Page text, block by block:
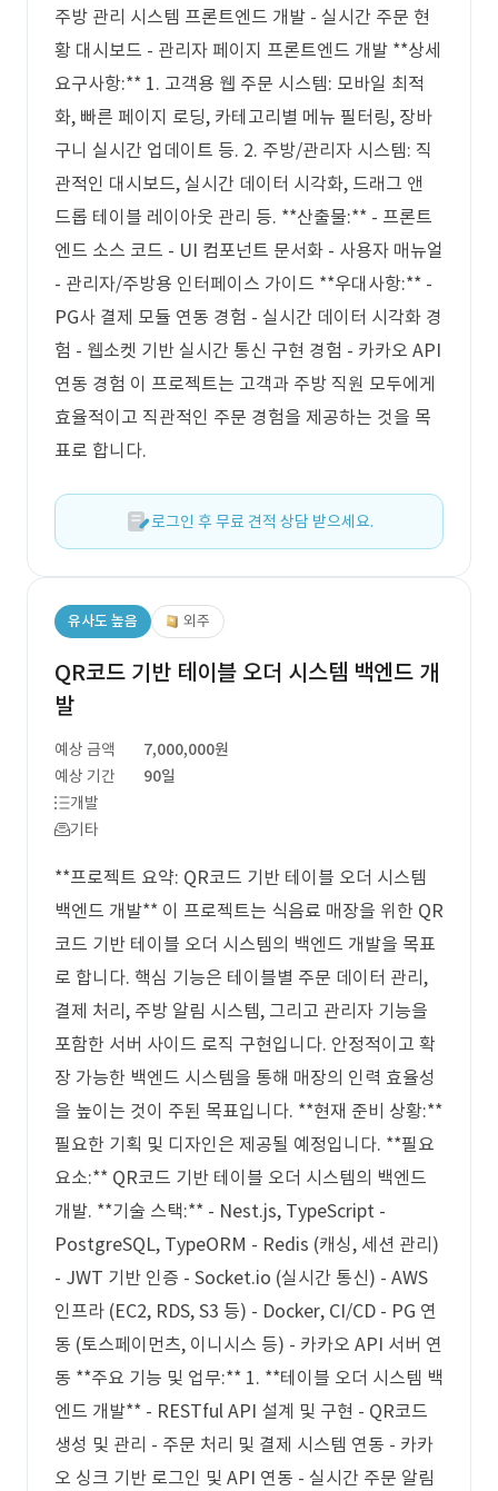
주방 관리 시스템 프론트엔드 개발 - 실시간 주문 현
황 대시보드 - 관리자 페이지 프론트엔드 개발 **상세
요구사항:** 1. 고객용 웹 주문 시스템: 모바일 최적
화, 빠른 페이지 로딩, 카테고리별 메뉴 필터링, 장바
구니 실시간 업데이트 등. 2. 주방/관리자 시스템: 직
관적인 대시보드, 실시간 데이터 시각화, 드래그 앤
드롭 테이블 레이아웃 관리 등. **산출물:** - 프론트
엔드 소스 코드 - UI 컴포넌트 문서화 - 사용자 매뉴얼
- 관리자/주방용 인터페이스 가이드 **우대사항:** -
PG사 결제 모듈 연동 경험 - 실시간 데이터 시각화 경
험 - 웹소켓 기반 실시간 통신 구현 경험 - 카카오 API
연동 경험 이 프로젝트는 고객과 주방 직원 모두에게
효율적이고 직관적인 주문 경험을 제공하는 것을 목
표로 합니다.
로그인 후 무료 견적 상담 받으세요.
유사도 높음 외주
QR코드 기반 테이블 오더 시스템 백엔드 개
발
예상 금액
7,000,000원
예상 기간
90일
개발
기타
**프로젝트 요약: QR코드 기반 테이블 오더 시스템
백엔드 개발** 이 프로젝트는 식음료 매장을 위한 QR
코드 기반 테이블 오더 시스템의 백엔드 개발을 목표
로 합니다. 핵심 기능은 테이블별 주문 데이터 관리,
결제 처리, 주방 알림 시스템, 그리고 관리자 기능을
포함한 서버 사이드 로직 구현입니다. 안정적이고 확
장 가능한 백엔드 시스템을 통해 매장의 인력 효율성
을 높이는 것이 주된 목표입니다. **현재 준비 상황:**
필요한 기획 및 디자인은 제공될 예정입니다. **필요
요소:** QR코드 기반 테이블 오더 시스템의 백엔드
개발. **기술 스택:** - Nest.js, TypeScript -
PostgreSQL, TypeORM - Redis (캐싱, 세션 관리)
- JWT 기반 인증 - Socket.io (실시간 통신) - AWS
인프라 (EC2, RDS, S3 등) - Docker, CI/CD - PG 연
동 (토스페이먼츠, 이니시스 등) - 카카오 API 서버 연
동 **주요 기능 및 업무:** 1. **테이블 오더 시스템 백
엔드 개발** - RESTful API 설계 및 구현 - QR코드
생성 및 관리 - 주문 처리 및 결제 시스템 연동 - 카카
오 싱크 기반 로그인 및 API 연동 - 실시간 주문 알림